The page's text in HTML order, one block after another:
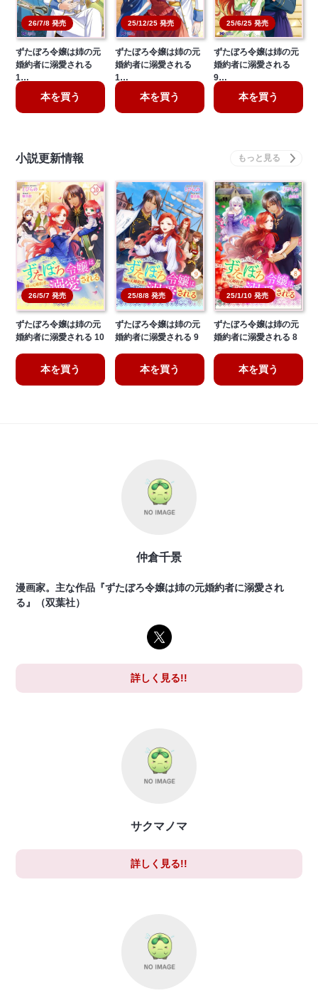
26/7/8 発売
ずたぼろ令嬢は姉の元
婚約者に溺愛される
1…
本を買う
25/12/25 発売
ずたぼろ令嬢は姉の元
婚約者に溺愛される
1…
本を買う
25/6/25 発売
ずたぼろ令嬢は姉の元
婚約者に溺愛される
9…
本を買う
小説更新情報
26/5/7 発売
ずたぼろ令嬢は姉の元
婚約者に溺愛される 10
本を買う
25/8/8 発売
ずたぼろ令嬢は姉の元
婚約者に溺愛される 9
本を買う
25/1/10 発売
ずたぼろ令嬢は姉の元
婚約者に溺愛される 8
本を買う
仲倉千景
漫画家。主な作品『ずたぼろ令嬢は姉の元婚約者に溺愛され
る』（双葉社）
詳しく見る!!
サクマノマ
詳しく見る!!